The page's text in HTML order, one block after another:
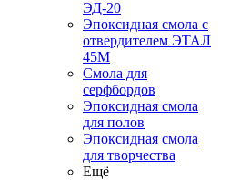
ЭД-20
Эпоксидная смола с
отвердителем ЭТАЛ
45М
Смола для
серфбордов
Эпоксидная смола
для полов
Эпоксидная смола
для творчества
Ещё